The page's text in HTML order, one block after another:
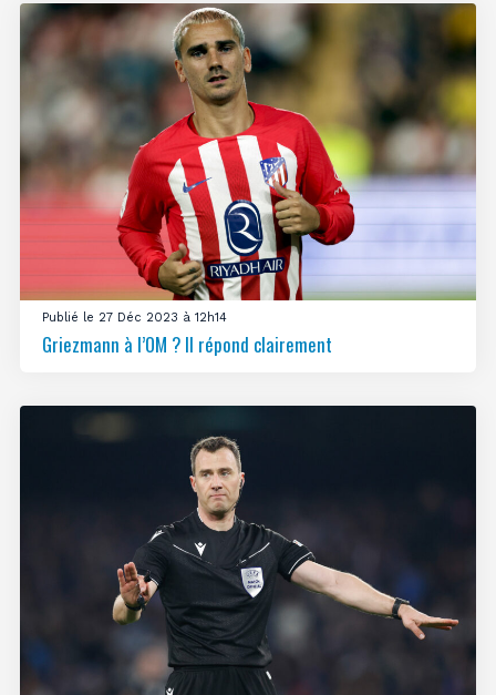
Publié le 27 Déc 2023 à 12h14
Griezmann à l’OM ? Il répond clairement